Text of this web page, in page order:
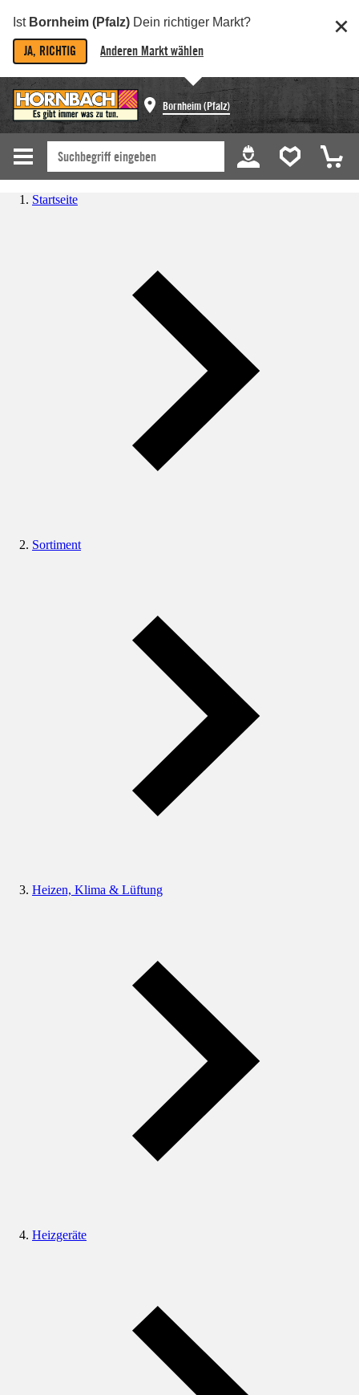
Ist Bornheim (Pfalz) Dein richtiger Markt?
JA, RICHTIG Anderen Markt wählen
Bornheim (Pfalz)
Startseite
Sortiment
Heizen, Klima & Lüftung
Heizgeräte